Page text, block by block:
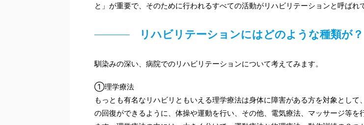
と」が重要で、そのために行われるすべての活動がリハビリテーションと呼ばれ
リハビリテーションにはどのような種類が？
馴染みの深い、病院でのリハビリテーションについて考えてみます。
①理学療法
もっとも有名なリハビリともいえる理学療法は身体に障害がある方を対象として
の回復ができるように、体操や運動を行い、その他、電気療法、マッサージ等を